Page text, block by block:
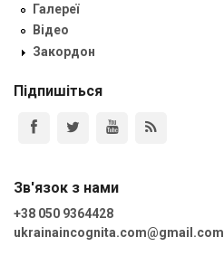
Галереї
Відео
Закордон
Підпишіться
Зв'язок з нами
+38 050 9364428
ukrainaincognita.com@gmail.com